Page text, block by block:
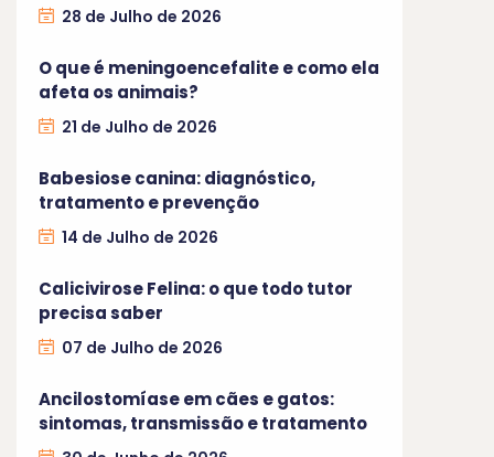
28 de Julho de 2026
O que é meningoencefalite e como ela
afeta os animais?
21 de Julho de 2026
Babesiose canina: diagnóstico,
tratamento e prevenção
14 de Julho de 2026
Calicivirose Felina: o que todo tutor
precisa saber
07 de Julho de 2026
Ancilostomíase em cães e gatos:
sintomas, transmissão e tratamento